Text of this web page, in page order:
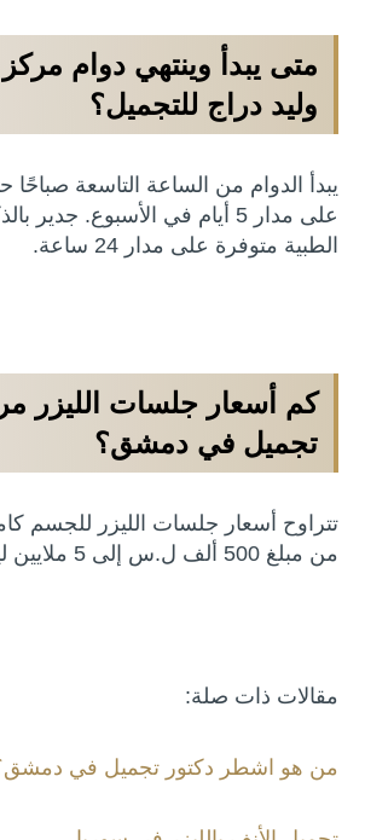
متى يبدأ وينتهي دوام مركز
وليد دراج للتجميل؟
على مدار 5 أيام في الأسبوع.
الطبية متوفرة على مدار 24 ساعة.
كم أسعار جلسات الليزر
تجميل في دمشق؟
تتراوح أسعار جلسات الليزر للجسم
من مبلغ 500 ألف ل.س إلى 5 ملايين ليرة سورية.
مقالات ذات صلة:
من هو اشطر دكتور تجميل في